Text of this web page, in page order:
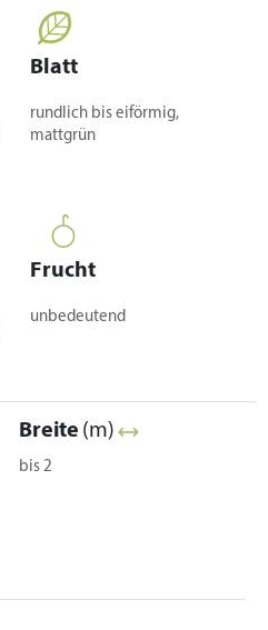
Blatt
rundlich bis eiförmig,
mattgrün
Frucht
unbedeutend
Breite (m)
bis 2